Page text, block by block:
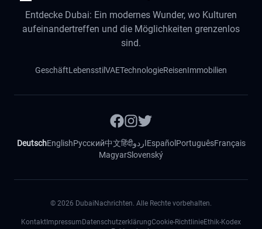
Entdecke Dubai: Ein modernes Wunder, wo Kulturen
aufeinandertreffen und die Möglichkeiten grenzenlos
sind.
GeschäftLebensstilVAETechnologieReisenImmobilien
DeutschEnglishРусский中文हिंदीاردوEspañol PortuguêsFrançais
MagyarSlovenský
© 2026 DubaiNachrichten. Alle Rechte vorbehalten.
Kontakt Impressum DatenschutzerklärungCookie-RichtlinieEthik-Kodex